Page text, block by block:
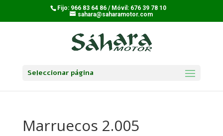
Fijo: 966 83 64 86 / Móvil: 676 39 78 10
sahara@saharamotor.com
Seleccionar página
Marruecos 2.005